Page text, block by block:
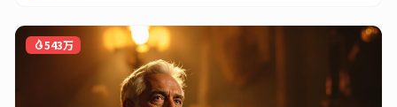
543万